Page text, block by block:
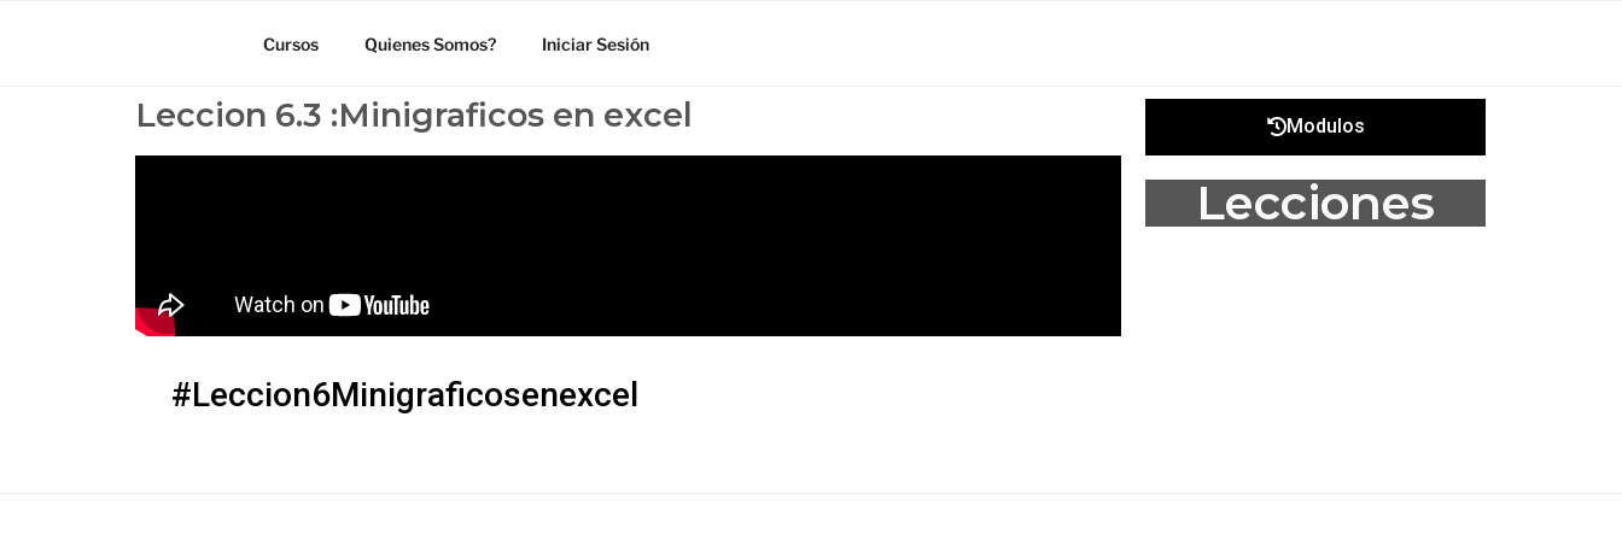
Cursos Quienes Somos? Iniciar Sesión
Leccion 6.3 :Minigraficos en excel
#Leccion6Minigraficosenexcel
Modulos
Lecciones